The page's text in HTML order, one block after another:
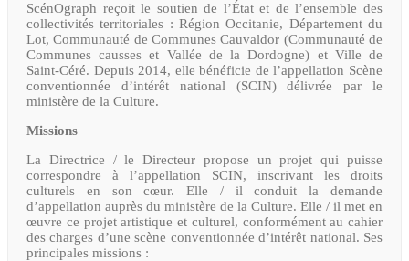
ScénOgraph reçoit le soutien de l’État et de l’ensemble des
collectivités territoriales : Région Occitanie, Département du
Lot, Communauté de Communes Cauvaldor (Communauté de
Communes causses et Vallée de la Dordogne) et Ville de
Saint-Céré. Depuis 2014, elle bénéficie de l’appellation Scène
conventionnée d’intérêt national (SCIN) délivrée par le
ministère de la Culture.
Missions
La Directrice / le Directeur propose un projet qui puisse
correspondre à l’appellation SCIN, inscrivant les droits
culturels en son cœur. Elle / il conduit la demande
d’appellation auprès du ministère de la Culture. Elle / il met en
œuvre ce projet artistique et culturel, conformément au cahier
des charges d’une scène conventionnée d’intérêt national. Ses
principales missions :